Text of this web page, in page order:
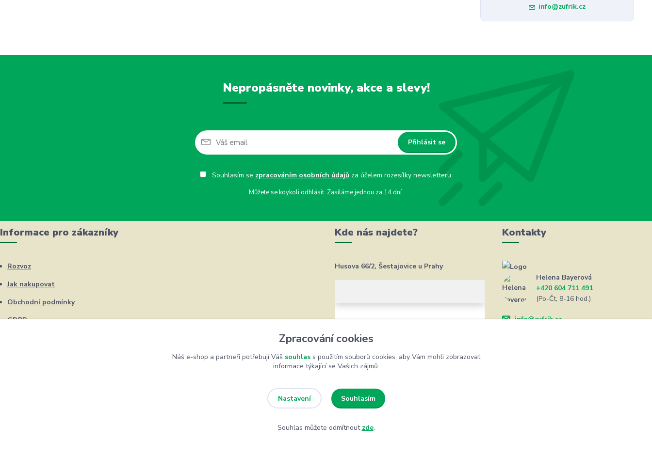
info@zufrik.cz
Nepropásněte novinky, akce a slevy!
Přihlásit se
Souhlasím se zpracováním osobních údajůza účelem rozesílky newsletteru.
Můžete se kdykoli odhlásit. Zasíláme jednou za 14 dní.
Informace pro zákazníky
Rozvoz
Jak nakupovat
Obchodní podmínky
GDPR
Kde nás najdete?
Husova 66/2, Šestajovice u Prahy
Kontakty
Helena Bayerová
+420 604 711 491
(Po-Čt, 8-16 hod.)
info@zufrik.cz
Zpracování cookies
Náš e-shop a partneři potřebují Váš souhlass použitím souborů cookies, aby Vám mohli zobrazovat
informace týkající se Vašich zájmů.
Nastavení Souhlasím
Souhlas můžete odmítnout zde.